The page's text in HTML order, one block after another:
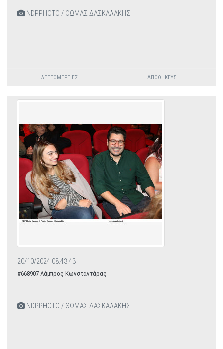
NDPPHOTO / ΘΩΜΑΣ ΔΑΣΚΑΛΑΚΗΣ
ΛΕΠΤΟΜΈΡΕΙΕΣ ΑΠΟΘΉΚΕΥΣΗ
20/10/2024 08:43:43
#668907 Λάμπρος Κωνσταντάρας
NDPPHOTO / ΘΩΜΑΣ ΔΑΣΚΑΛΑΚΗΣ